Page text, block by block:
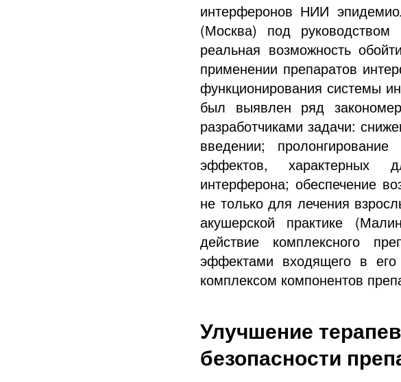
интерферонов НИИ
(Москва) под
реальная возможность
применении препаратов
функционирования системы
был выявлен ряд
разработчиками задачи:
введении;
эффектов, характерных
интерферона; обеспечение
не только для лечения
акушерской практике
действие комплексного
эффектами входящего в его
комплексом компонентов
Улучшение
безопасности